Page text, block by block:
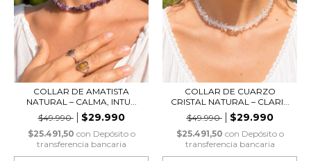
COLLAR DE AMATISTA
NATURAL – CALMA, INTU...
$49.990
$29.990
$25.491,50 con Depósito o
transferencia bancaria
COLLAR DE CUARZO
CRISTAL NATURAL – CLARI...
$49.990
$29.990
$25.491,50 con Depósito o
transferencia bancaria